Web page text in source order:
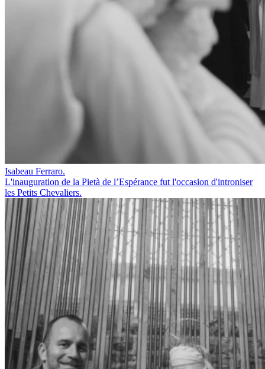
Isabeau Ferraro.
L'inauguration de la Pietà de l’Espérance fut l'occasion d'introniser
les Petits Chevaliers.